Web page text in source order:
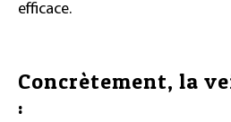
efficace.
Concrètement, la
: